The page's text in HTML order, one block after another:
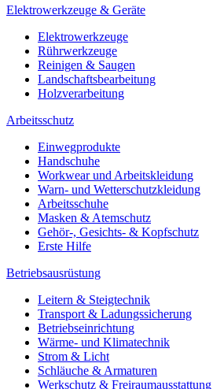
Elektrowerkzeuge & Geräte
Elektrowerkzeuge
Rührwerkzeuge
Reinigen & Saugen
Landschaftsbearbeitung
Holzverarbeitung
Arbeitsschutz
Einwegprodukte
Handschuhe
Workwear und Arbeitskleidung
Warn- und Wetterschutzkleidung
Arbeitsschuhe
Masken & Atemschutz
Gehör-, Gesichts- & Kopfschutz
Erste Hilfe
Betriebsausrüstung
Leitern & Steigtechnik
Transport & Ladungssicherung
Betriebseinrichtung
Wärme- und Klimatechnik
Strom & Licht
Schläuche & Armaturen
Werkschutz & Freiraumausstattung